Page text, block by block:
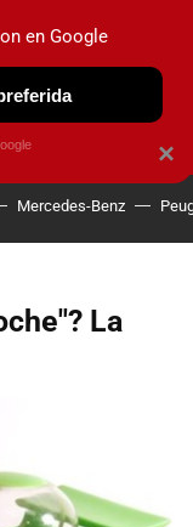
Mercedes-Benz
La
×
en Google